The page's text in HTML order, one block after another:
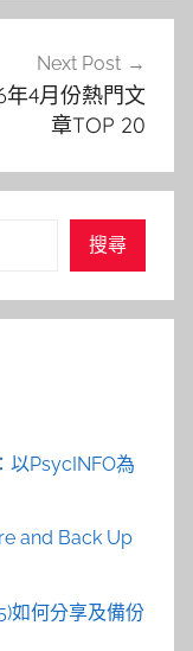
Next Post
4月份熱門文
章TOP 20
搜尋
以PsycINFO為
and Back Up
如何分享及備份